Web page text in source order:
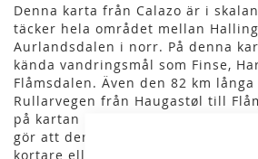
Denna karta från Calazo är i
täcker hela området mellan
Aurlandsdalen i norr. På denna
kända vandringsmål som Finse,
Flåmsdalen. Även den 82 km långa
Rullarvegen från Haugastøl till
på kartan motsvarar 500 meter i
gör att den passar väl vare sig du
kortare eller en lite längre tur.